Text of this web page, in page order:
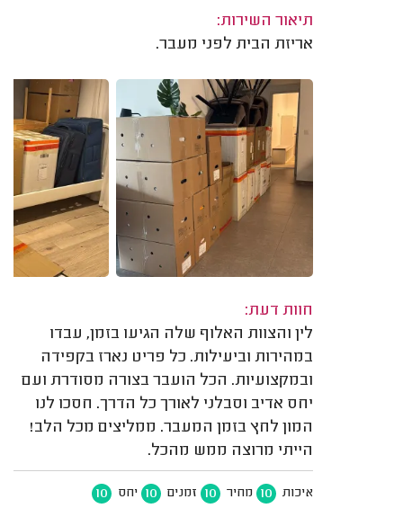
תיאור השירות:
אריזת הבית לפני מעבר.
חוות דעת:
לין והצוות האלוף שלה הגיעו בזמן, עבדו
במהירות וביעילות. כל פריט נארז בקפידה
ובמקצועיות. הכל הועבר בצורה מסודרת ועם
יחס אדיב וסבלני לאורך כל הדרך. חסכו לנו
המון לחץ בזמן המעבר. ממליצים מכל הלב!
הייתי מרוצה ממש מהכל.
איכות 10 מחיר 10 זמנים 10 יחס 10